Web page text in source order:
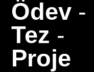
Ödev -
Tez -
Proje